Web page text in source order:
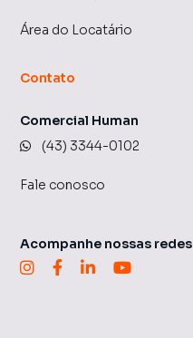
Área do Locatário
Contato
Comercial Human
(43) 3344-0102
Fale conosco
Acompanhe nossas redes